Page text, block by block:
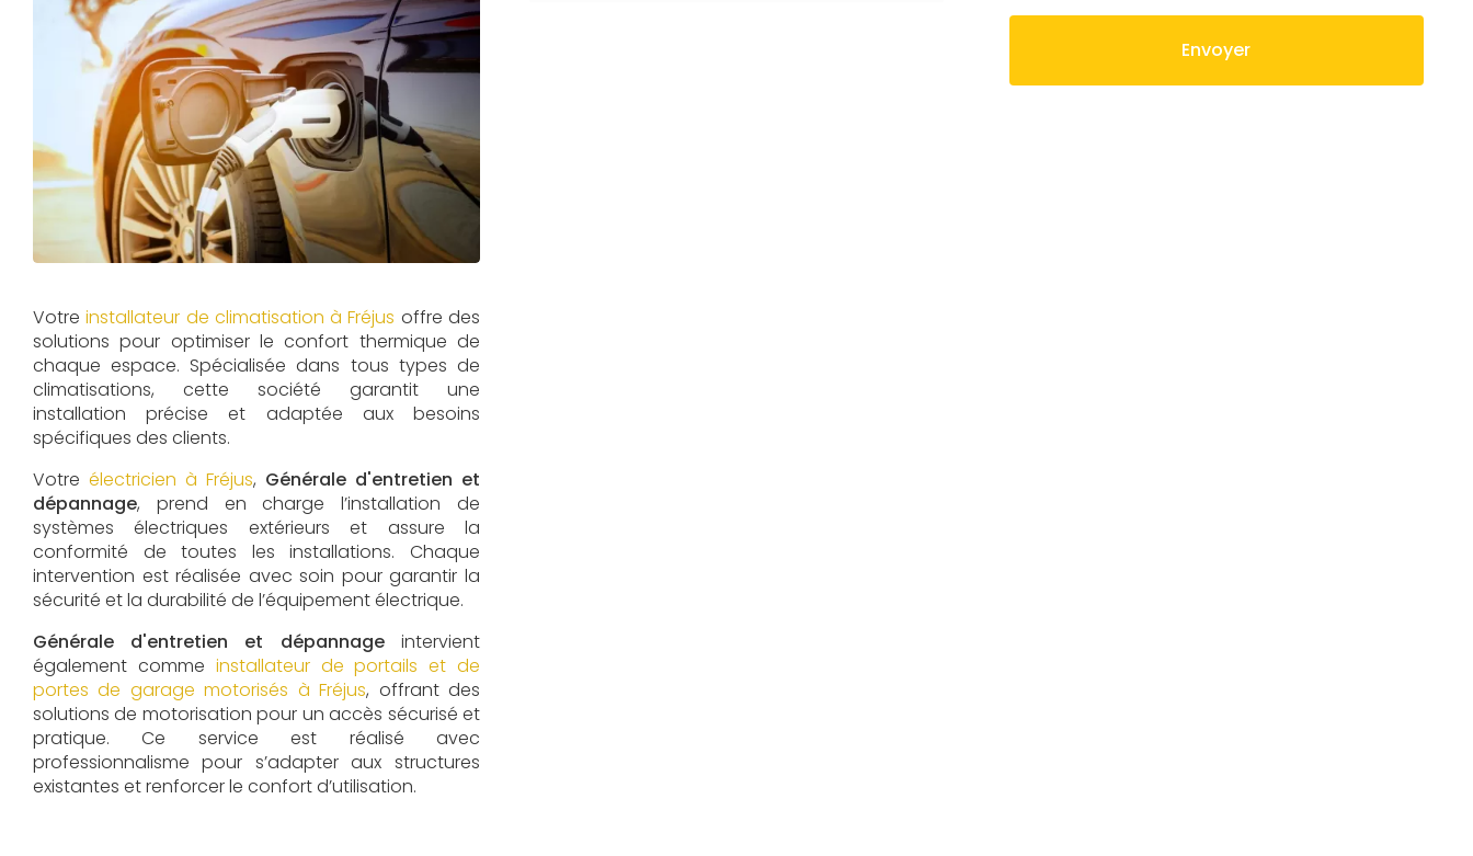
Votreinstallateur de climatisation à Fréjus offre des
solutions pour optimiser le confort thermique de
chaque espace. Spécialisée dans tous types de
climatisations, cette société garantit une
installation précise et adaptée aux besoins
spécifiques des clients.
Votre électricien à Fréjus, Générale d'entretien et
dépannage, prend en charge l’installation de
systèmes électriques extérieurs et assure la
conformité de toutes les installations. Chaque
intervention est réalisée avec soin pour garantir la
sécurité et la durabilité de l’équipement électrique.
Générale d'entretien et dépannageintervient
également comme installateur de portails et de
portes de garage motorisés à Fréjus, offrant des
solutions de motorisation pour un accès sécurisé et
pratique. Ce service est réalisé avec
professionnalisme pour s’adapter aux structures
existantes et renforcer le confort d’utilisation.